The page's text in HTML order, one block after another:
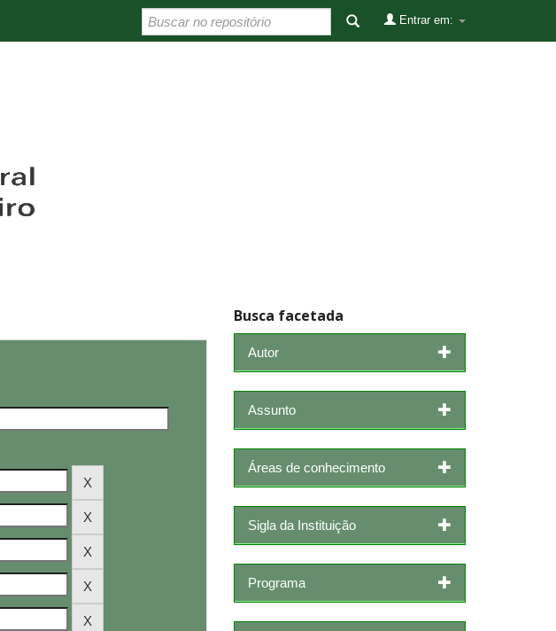
Entrar em:
Busca facetada
Autor
Assunto
Áreas de conhecimento
Sigla da Instituição
Programa